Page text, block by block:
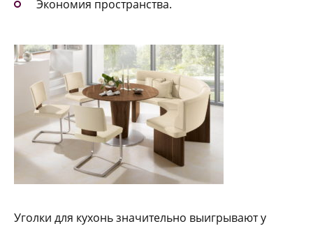
Экономия пространства.
Уголки для кухонь значительно выигрывают у